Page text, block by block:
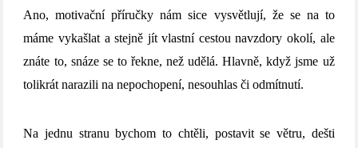
Ano, motivační příručky nám sice vysvětlují, že se na to
máme vykašlat a stejně jít vlastní cestou navzdory okolí, ale
znáte to, snáze se to řekne, než udělá. Hlavně, když jsme už
tolikrát narazili na nepochopení, nesouhlas či odmítnutí.
Na jednu stranu bychom to chtěli, postavit se větru, dešti